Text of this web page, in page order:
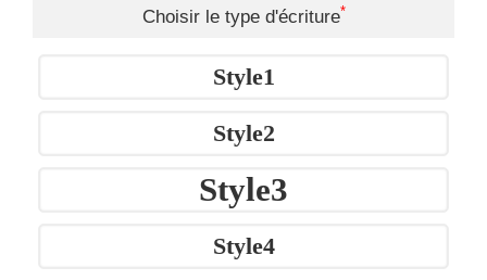
Choisir le type d'écriture*
Style1
Style2
Style3
Style4